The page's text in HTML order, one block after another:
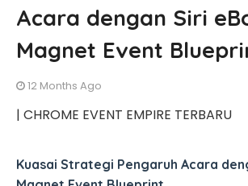
Acara dengan Siri
Magnet Event
12 Months Ago
| CHROME EVENT EMPIRE TERBARU
Kuasai Strategi Pengaruh Acara